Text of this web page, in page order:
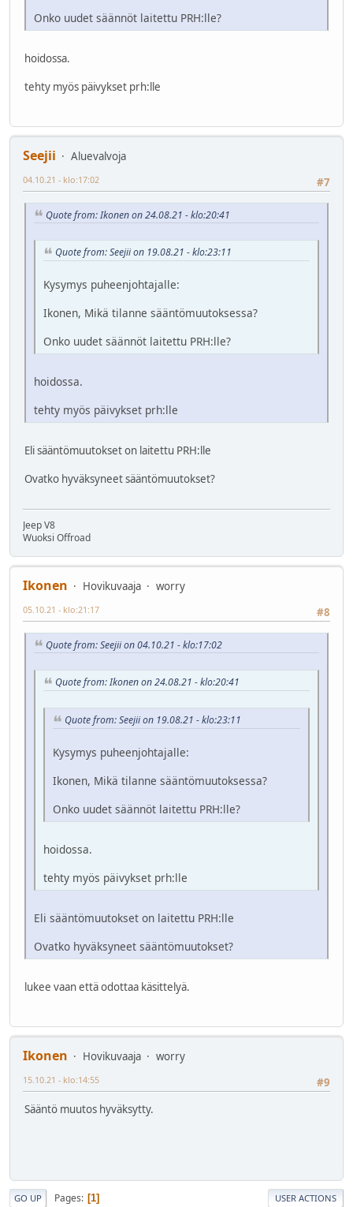
Onko uudet säännöt laitettu PRH:lle?
hoidossa.
tehty myös päivykset prh:lle
Seejii
Aluevalvoja
#7
04.10.21 - klo:17:02
Quote from: Ikonen on 24.08.21 - klo:20:41
Quote from: Seejii on 19.08.21 - klo:23:11
Kysymys puheenjohtajalle:
Ikonen, Mikä tilanne sääntömuutoksessa?
Onko uudet säännöt laitettu PRH:lle?
hoidossa.
tehty myös päivykset prh:lle
Eli sääntömuutokset on laitettu PRH:lle
Ovatko hyväksyneet sääntömuutokset?
Jeep V8
Wuoksi Offroad
Ikonen Hovikuvaaja
worry
#8
05.10.21 - klo:21:17
Quote from: Seejii on 04.10.21 - klo:17:02
Quote from: Ikonen on 24.08.21 - klo:20:41
Quote from: Seejii on 19.08.21 - klo:23:11
Kysymys puheenjohtajalle:
Ikonen, Mikä tilanne sääntömuutoksessa?
Onko uudet säännöt laitettu PRH:lle?
hoidossa.
tehty myös päivykset prh:lle
Eli sääntömuutokset on laitettu PRH:lle
Ovatko hyväksyneet sääntömuutokset?
lukee vaan että odottaa käsittelyä.
Ikonen Hovikuvaaja
worry
#9
15.10.21 - klo:14:55
Sääntö muutos hyväksytty.
GO UP Pages 1 USER ACTIONS